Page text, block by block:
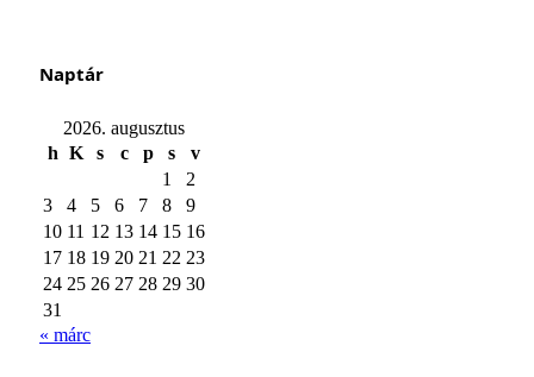
Naptár
2026. augusztus
h K s c p s
v
1
2
3
4 5 6 7 8
9
10 11 12 13 14 15 16
17 18 19 20 21 22 23
24 25 26 27 28 29 30
31
« márc